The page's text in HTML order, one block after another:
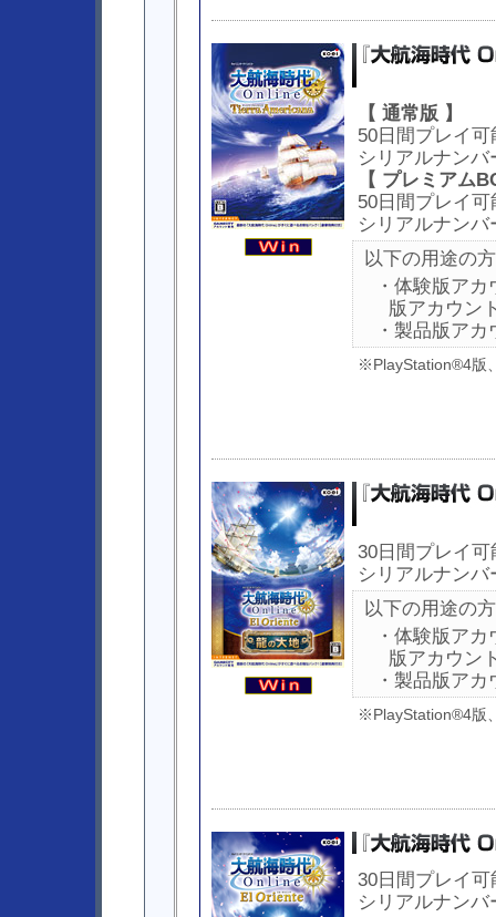
【 通常版 】
50日間プレイ
シリアルナンバ
【 プレミアム
50日間プレイ
シリアルナンバ
以下の用途の
・体験版ア
版アカウン
・製品版ア
※PlayStation®4版
30日間プレイ
シリアルナンバ
以下の用途の
・体験版ア
版アカウン
・製品版ア
※PlayStation®4版
30日間プレイ
シリアルナンバ